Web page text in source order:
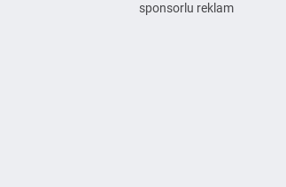
sponsorlu reklam